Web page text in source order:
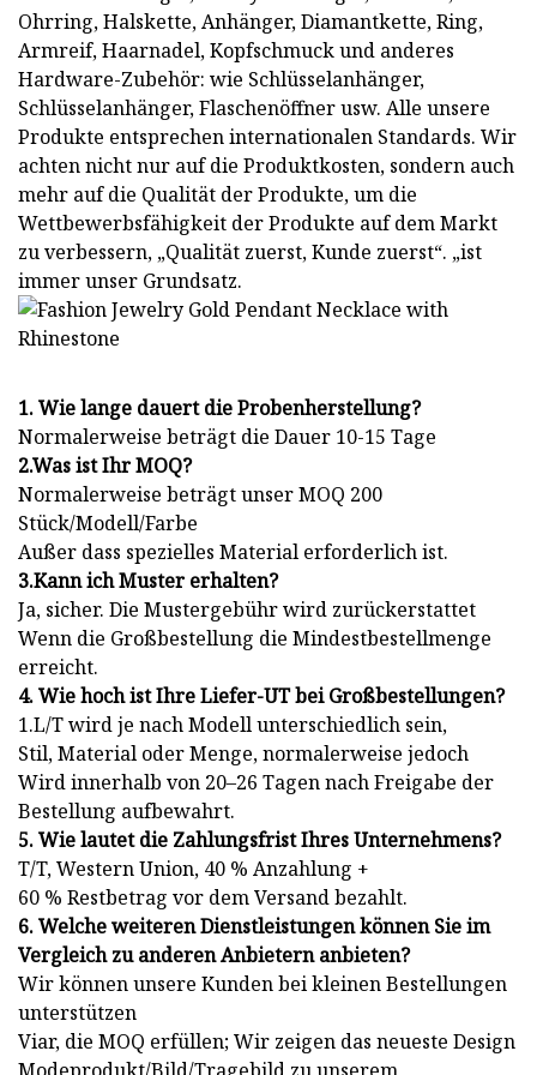
Ohrring, Halskette, Anhänger, Diamantkette, Ring,
Armreif, Haarnadel, Kopfschmuck und anderes
Hardware-Zubehör: wie Schlüsselanhänger,
Schlüsselanhänger, Flaschenöffner usw. Alle unsere
Produkte entsprechen internationalen Standards. Wir
achten nicht nur auf die Produktkosten, sondern auch
mehr auf die Qualität der Produkte, um die
Wettbewerbsfähigkeit der Produkte auf dem Markt
zu verbessern, „Qualität zuerst, Kunde zuerst“. „ist
immer unser Grundsatz.
1. Wie lange dauert die Probenherstellung?
Normalerweise beträgt die Dauer 10-15 Tage
2.Was ist Ihr MOQ?
Normalerweise beträgt unser MOQ 200
Stück/Modell/Farbe
Außer dass spezielles Material erforderlich ist.
3.Kann ich Muster erhalten?
Ja, sicher. Die Mustergebühr wird zurückerstattet
Wenn die Großbestellung die Mindestbestellmenge
erreicht.
4. Wie hoch ist Ihre Liefer-UT bei Großbestellungen?
1.L/T wird je nach Modell unterschiedlich sein,
Stil, Material oder Menge, normalerweise jedoch
Wird innerhalb von 20–26 Tagen nach Freigabe der
Bestellung aufbewahrt.
5. Wie lautet die Zahlungsfrist Ihres Unternehmens?
T/T, Western Union, 40 % Anzahlung +
60 % Restbetrag vor dem Versand bezahlt.
6. Welche weiteren Dienstleistungen können Sie im
Vergleich zu anderen Anbietern anbieten?
Wir können unsere Kunden bei kleinen Bestellungen
unterstützen
Viar, die MOQ erfüllen; Wir zeigen das neueste Design